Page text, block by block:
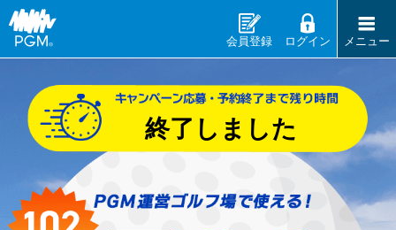
会員登録 ログイン メニュー
終了しました